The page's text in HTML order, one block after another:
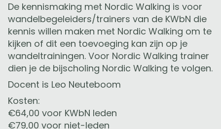
De kennismaking met Nordic Walking is voor
wandelbegeleiders/trainers van de KWbN die
kennis willen maken met Nordic Walking om te
kijken of dit een toevoeging kan zijn op je
wandeltrainingen. Voor Nordic Walking trainer
dien je de bijscholing Nordic Walking te volgen.
Docent is Leo Neuteboom
Kosten:
€64,00 voor KWbN leden
€79,00 voor niet-leden